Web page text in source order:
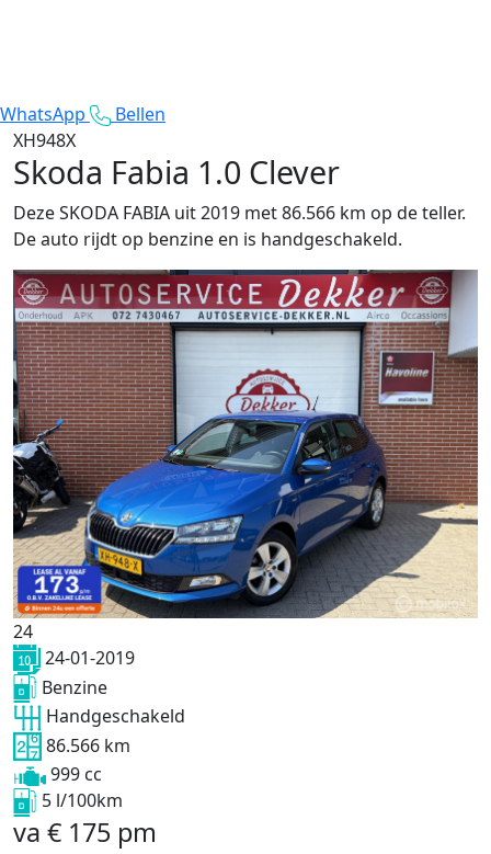
WhatsApp
Bellen
XH948X
Skoda Fabia 1.0 Clever
Deze SKODA FABIA uit 2019 met 86.566 km op de teller.
De auto rijdt op benzine en is handgeschakeld.
24
24-01-2019
Benzine
Handgeschakeld
86.566 km
999 cc
5 l/100km
va € 175 pm